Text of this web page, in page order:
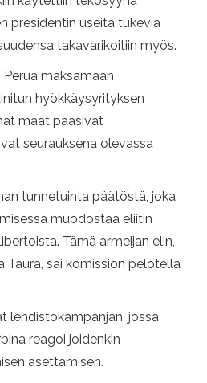
presidentin useita tukevia
takavarikoitiin myös.
maksamaan
hyökkäysyrityksen
maat pääsivät
seurauksena olevassa
tunnetuinta päätöstä, joka
muodostaa eliitin
Tämä armeijan elin,
Taura, sai komission pelotella
lehdistökampanjan, jossa
reagoi joidenkin
asettamisen.